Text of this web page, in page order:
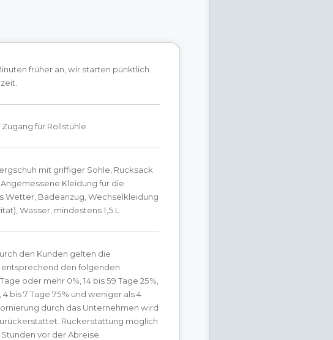
früher an, wir starten pünktlich
Zugang für Rollstühle
mit griffiger Sohle, Rucksack
Kleidung für die
Wetter, Badeanzug, Wechselkleidung
Wasser, mindestens 1,5 L
den Kunden gelten die
den folgenden
oder mehr 0%, 14 bis 59 Tage 25%,
4 bis 7 Tage 75% und weniger als 4
durch das Unternehmen wird
Rückerstattung möglich
vor der Abreise.